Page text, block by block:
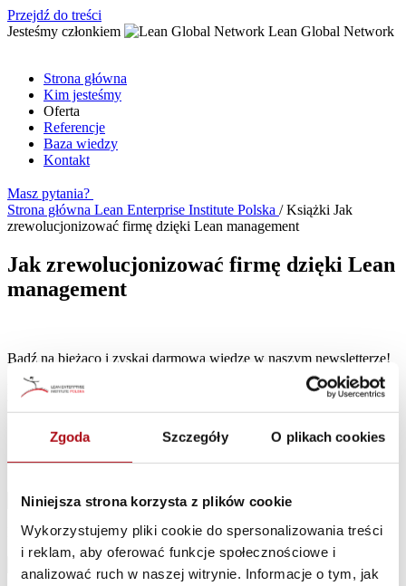
Zgoda Szczegóły O plikach cookies
Niniejsza strona korzysta z plików cookie
Wykorzystujemy pliki cookie do spersonalizowania treści
i reklam, aby oferować funkcje społecznościowe i
analizować ruch w naszej witrynie. Informacje o tym, jak
Przejdź do treści
Jesteśmy członkiem
Lean Global Network
Strona główna
Kim jesteśmy
Oferta
Referencje
Baza wiedzy
Kontakt
Masz pytania?
Strona główna Lean Enterprise Institute Polska /Książki Jak
zrewolucjonizować firmę dzięki Lean management
Jak zrewolucjonizować firmę dzięki Lean
management
Bądź na bieżąco i zyskaj darmową wiedzę w naszym newsletterze!
Nowości ze świata Lean, wydarzenia, oferty specjalne – dołącz, aby
Imię i nazwisko*
Nazwa firmy